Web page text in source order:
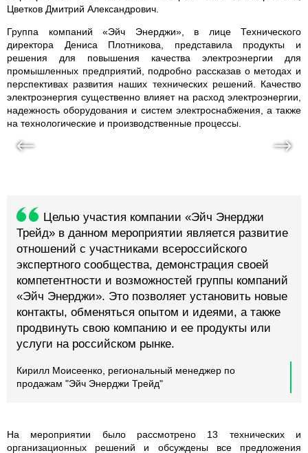
Цветков Дмитрий Александрович.
Группа компаний «Эйч Энерджи», в лице Технического
директора Дениса Плотникова, представила продукты и
решения для повышения качества электроэнергии для
промышленных предприятий, подробно рассказав о методах и
перспективах развития наших технических решений. Качество
электроэнергия существенно влияет на расход электроэнергии,
надежность оборудования и систем электроснабжения, а также
на технологические и производственные процессы.
Целью участия компании «Эйч Энерджи
Трейд» в данном мероприятии является развитие
отношений с участниками всероссийского
экспертного сообщества, демонстрация своей
компетентности и возможностей группы компаний
«Эйч Энерджи». Это позволяет установить новые
контакты, обменяться опытом и идеями, а также
продвинуть свою компанию и ее продукты или
услуги на российском рынке.
Кирилл Моисеенко, региональный менеджер по
продажам "Эйч Энерджи Трейд"
На мероприятии было рассмотрено 13 технических и
организационных решений и обсуждены все предложения